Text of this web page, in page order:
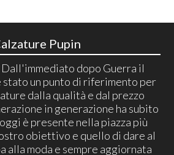
Pupin
Dall'immediato dopo Guerra il
stato un punto di riferimento per
dalla qualità e dal prezzo
in generazione ha subito
è presente nella piazza più
obiettivo e quello di dare al
alla moda e sempre aggiornata